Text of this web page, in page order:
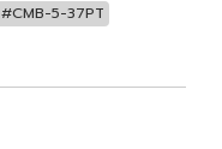
#CMB-5-37PT